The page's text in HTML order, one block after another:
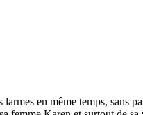
en même temps, sans